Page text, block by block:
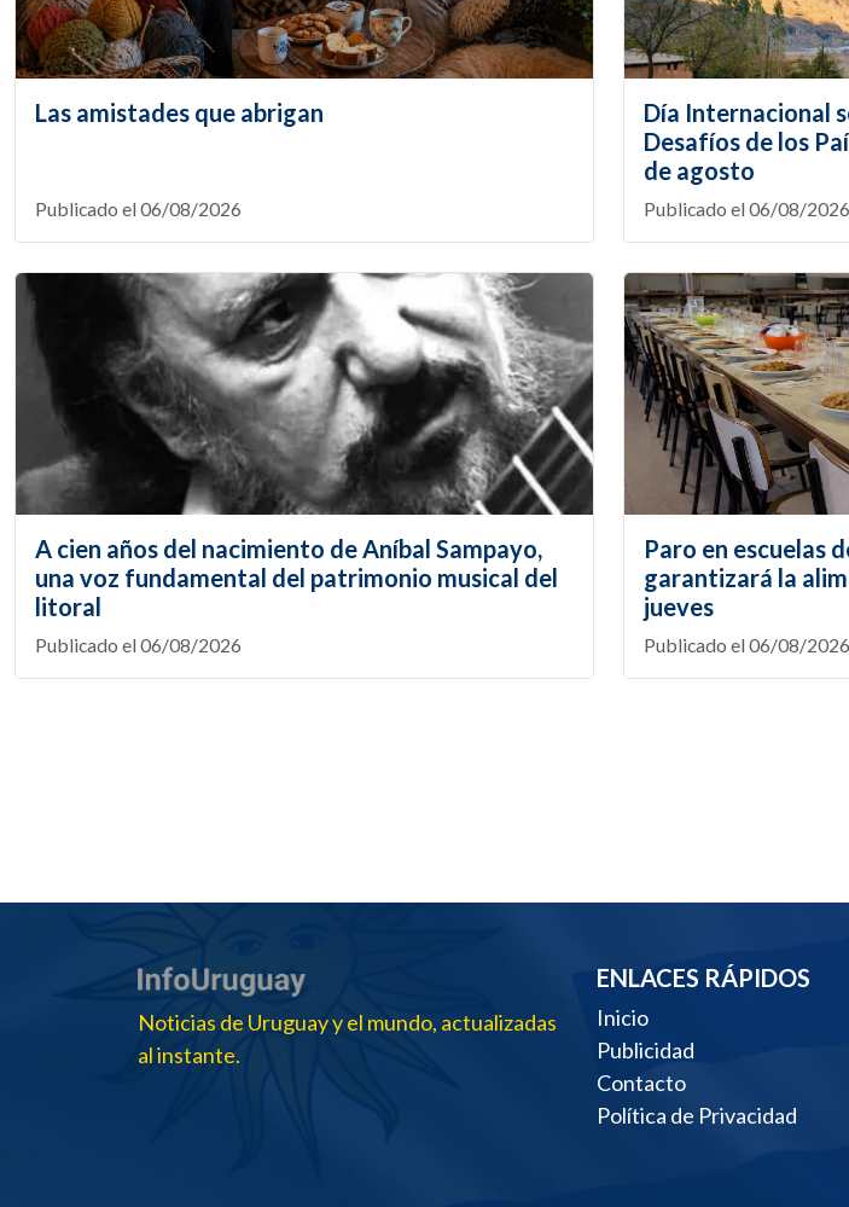
Las amistades que abrigan
Publicado el 06/08/2026
Día Internacional
Desafíos de los
de agosto
Publicado el 06/08/2026
A cien años del nacimiento de Aníbal Sampayo,
una voz fundamental del patrimonio musical del
litoral
Publicado el 06/08/2026
Paro en escuelas
garantizará la
jueves
Publicado el 06/08/2026
Noticias de Uruguay y el mundo, actualizadas
al instante.
ENLACES RÁPIDOS
Inicio
Publicidad
Contacto
Política de Privacidad